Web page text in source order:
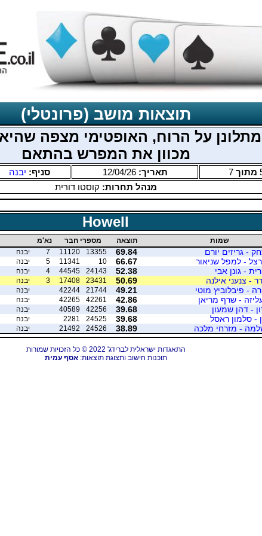
תוצאות מושב (פרונטלי)
מתלונן על הרוח, האופטימי מצפה
מכוון את המפרש בהתאם
מתוך7 תאריך:12/04/26 סניף: יבנה
מנהל תחרות: קוסטו דורית
Howell
שמות תוצאה מספרי חבר נא'מ
- גריזים יורם 69.84
13355
11120
7
יבנה
- למפל שניאור 66.67
10
11341
5
יבנה
- גונן אבי 52.38
24143
44545
4
יבנה
- צנעני אילנה 50.69
23431
17408
3
יבנה
- פיבלוביץ מוטי 49.21
21744
42244
יבנה
- שרף מריאן 42.86
42261
42265
יבנה
- דהן שמעון 39.68
42256
40589
יבנה
- סלמון ראסל 39.68
24525
2281
יבנה
- מזרחי מלכה 38.89
24526
21492 יבנה
התאגדות ישראלית לברידג' 2022 © כל הזכויות שמורות
תוכנות חישוב ותצוגת תוצאות:אסף עמית